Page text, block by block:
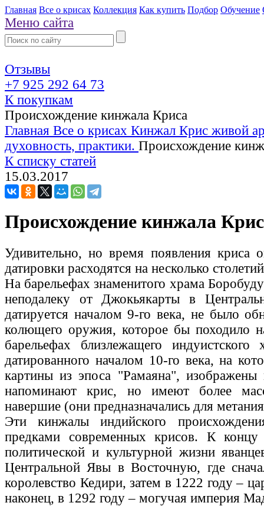
Главная Все о крисах Коллекция Как купить Подбор Обучение
Меню сайта
Отзывы
+7 925 292 64 73
К покупкам
Происхождение кинжала Криса
Главная Все о крисах Кинжал Крис живой
духовность, практики. Происхождение
К списку статей
15.03.2017
Происхождение кинжала
Удивительно, но время появления криса
датировки расходятся на несколько
На барельефах знаменитого храма
неподалеку от Джокьякарты в
датируется началом 9-го века, не было
колющего оружия, которое бы походило
барельефах близлежащего
датированного началом 10-го века, на
картины из эпоса "Рамаяна",
напоминают крис, но имеют более
навершие (они предназначались для
Эти кинжалы индийского
предками современных крисов. К концу
политической и культурной жизни
Центральной Явы в Восточную, где
королевство Кедири, затем в 1222 году –
наконец, в 1292 году – могучая империя